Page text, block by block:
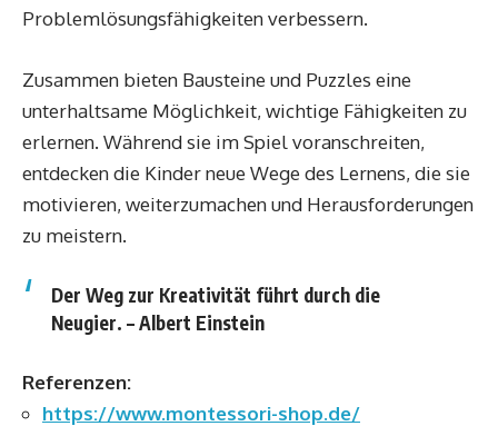
Problemlösungsfähigkeiten verbessern.
Zusammen bieten Bausteine und Puzzles eine
unterhaltsame Möglichkeit, wichtige Fähigkeiten zu
erlernen. Während sie im Spiel voranschreiten,
entdecken die Kinder neue Wege des Lernens, die sie
motivieren, weiterzumachen und Herausforderungen
zu meistern.
Der Weg zur Kreativität führt durch die
Neugier. – Albert Einstein
Referenzen:
https://www.montessori-shop.de/